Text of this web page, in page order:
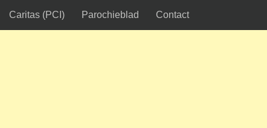
Caritas (PCI) Parochieblad Contact